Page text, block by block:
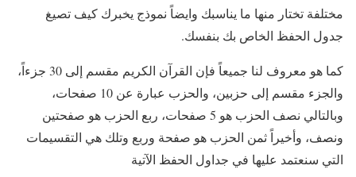
مختلفة تختار منها ما يناسبك وايضاً نموذج يخبرك كيف تصيغ
جدول الحفظ الخاص بك بنفسك.
كما هو معروف لنا جميعاً فإن القرآن الكريم مقسم إلى 30 جزءاً،
والجزء مقسم إلى حزبين، والحزب عبارة عن 10 صفحات،
وبالتالي نصف الحزب هو 5 صفحات، ربع الحزب هو صفحتين
ونصف، وأخيراً ثمن الحزب هو صفحة وربع وتلك هي التقسيمات
التي سنعتمد عليها في جداول الحفظ الآتية